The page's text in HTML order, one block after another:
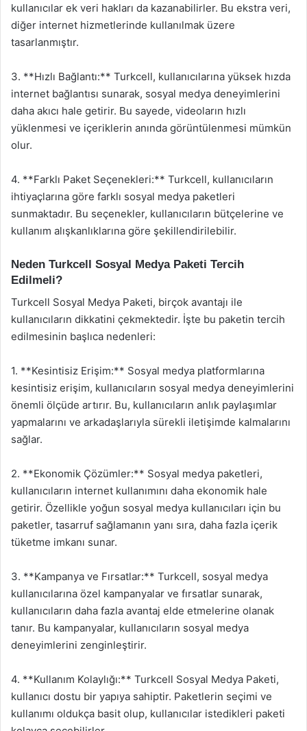
kullanıcılar ek veri hakları da kazanabilirler. Bu ekstra veri,
diğer internet hizmetlerinde kullanılmak üzere
tasarlanmıştır.
3. **Hızlı Bağlantı:** Turkcell, kullanıcılarına yüksek hızda
internet bağlantısı sunarak, sosyal medya deneyimlerini
daha akıcı hale getirir. Bu sayede, videoların hızlı
yüklenmesi ve içeriklerin anında görüntülenmesi mümkün
olur.
4. **Farklı Paket Seçenekleri:** Turkcell, kullanıcıların
ihtiyaçlarına göre farklı sosyal medya paketleri
sunmaktadır. Bu seçenekler, kullanıcıların bütçelerine ve
kullanım alışkanlıklarına göre şekillendirilebilir.
Neden Turkcell Sosyal Medya Paketi Tercih
Edilmeli?
Turkcell Sosyal Medya Paketi, birçok avantajı ile
kullanıcıların dikkatini çekmektedir. İşte bu paketin tercih
edilmesinin başlıca nedenleri:
1. **Kesintisiz Erişim:** Sosyal medya platformlarına
kesintisiz erişim, kullanıcıların sosyal medya deneyimlerini
önemli ölçüde artırır. Bu, kullanıcıların anlık paylaşımlar
yapmalarını ve arkadaşlarıyla sürekli iletişimde kalmalarını
sağlar.
2. **Ekonomik Çözümler:** Sosyal medya paketleri,
kullanıcıların internet kullanımını daha ekonomik hale
getirir. Özellikle yoğun sosyal medya kullanıcıları için bu
paketler, tasarruf sağlamanın yanı sıra, daha fazla içerik
tüketme imkanı sunar.
3. **Kampanya ve Fırsatlar:** Turkcell, sosyal medya
kullanıcılarına özel kampanyalar ve fırsatlar sunarak,
kullanıcıların daha fazla avantaj elde etmelerine olanak
tanır. Bu kampanyalar, kullanıcıların sosyal medya
deneyimlerini zenginleştirir.
4. **Kullanım Kolaylığı:** Turkcell Sosyal Medya Paketi,
kullanıcı dostu bir yapıya sahiptir. Paketlerin seçimi ve
kullanımı oldukça basit olup, kullanıcılar istedikleri paketi